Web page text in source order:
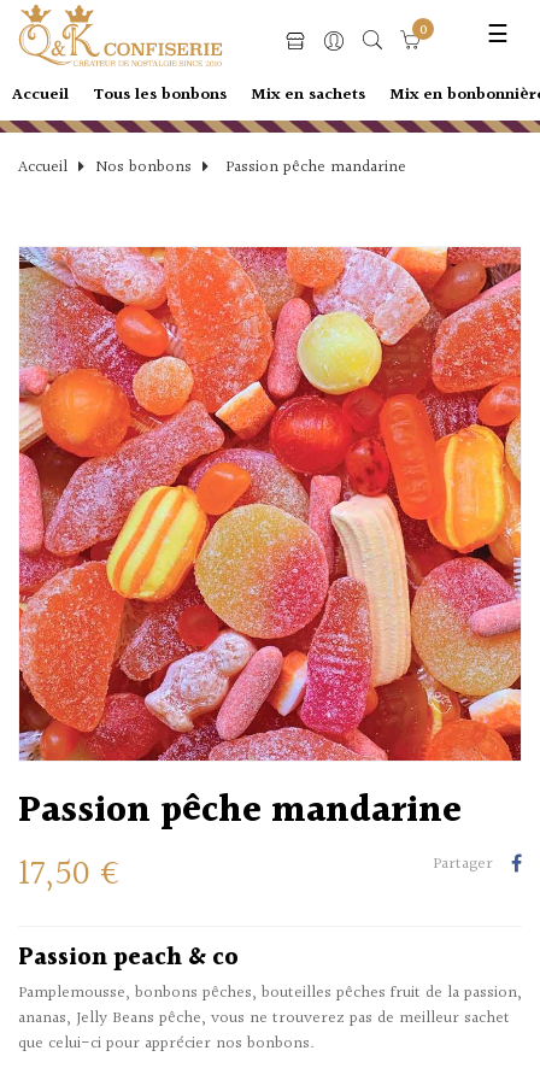
☰
0
Accueil Tous les bonbons Mix en sachets Mix en
Accueil Nos bonbons Passion pêche mandarine
Passion pêche mandarine
17,50 €
Partager
Passion peach & co
Pamplemousse, bonbons pêches, bouteilles pêches fruit de la passion,
ananas, Jelly Beans pêche, vous ne trouverez pas de meilleur sachet
que celui-ci pour apprécier nos bonbons.